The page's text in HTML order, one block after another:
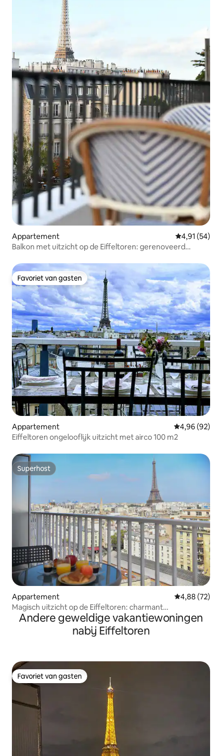
Appartement Gemiddelde
4,91 (54)
Balkon met uitzicht op de Eiffeltoren: gerenoveerd
Favoriet van gasten
Favoriet van gasten
Appartement Gemiddelde
4,96 (92)
Eiffeltoren ongelooflijk uitzicht met airco 100 m2
Superhost
Superhost
Appartement Gemiddelde
4,88 (72)
Magisch uitzicht op de Eiffeltoren: charmant
appartement met 1 SK!
Andere geweldige vakantiewoningen
nabij Eiffeltoren
Favoriet van gasten
Favoriet van gasten